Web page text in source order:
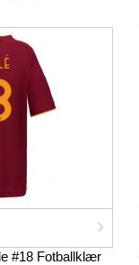
#18 Fotballklær